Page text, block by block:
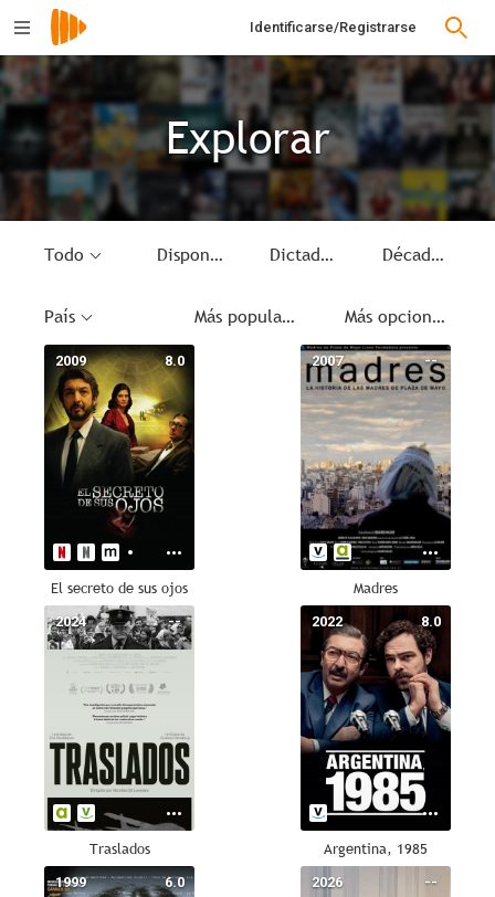
Identificarse/Registrarse
Explorar
Todo Disponible Dictadura argentina Década
País Más populares Más opciones
8.0
2009
El secreto de sus ojos
--
2007
Madres
--
2024
Traslados
8.0
2022
Argentina, 1985
6.0
1999 --
2026